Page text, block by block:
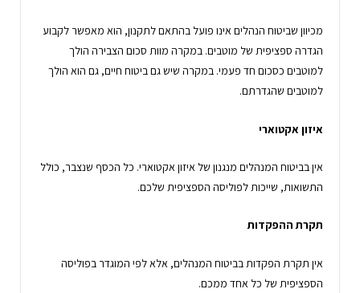
מכיוון שביטוח הנהלים אינו פועל בהתאם לתקנון, הוא מאפשר לקבוע
הגדרה ספציפית של מוטבים. במקרה מוות סכום הצבירה הולך
למוטבים כסכום חד פעמי. במקרה שיש גם ביטוח חיים, גם הוא הולך
למוטבים שהגדרתם.
איזון אקטוארי
אין בביטוח המנהלים מנגנון של איזון אקטוארי. כל הכסף שנצבר, כולל
התשואות, שייכות לפוליסה הספציפית שלכם.
תקרת ההפקדות
אין תקרת הפקדות בביטוח המנהלים, אלא לפי המוגדר בפוליסה
הספציפית של כל אחד ממכם.